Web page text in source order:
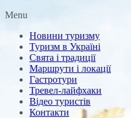
Menu
Новини туризму
Туризм в Україні
Свята і традиції
Маршрути і локації
Гастротури
Тревел-лайфхаки
Відео туристів
Контакти